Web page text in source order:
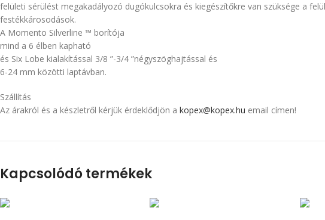
felületi sérülést megakadályozó dugókulcsokra és kiegészítőkre van szüksége a
festékkárosodások.
A Momento Silverline ™ borítója
mind a 6 élben kapható
és Six Lobe kialakítással 3/8 ”-3/4 ”négyszöghajtással és
6-24 mm közötti laptávban.
Szállítás
Az árakról és a készletről kérjük érdeklődjön a kopex@kopex.hu email címen!
Kapcsolódó termékek